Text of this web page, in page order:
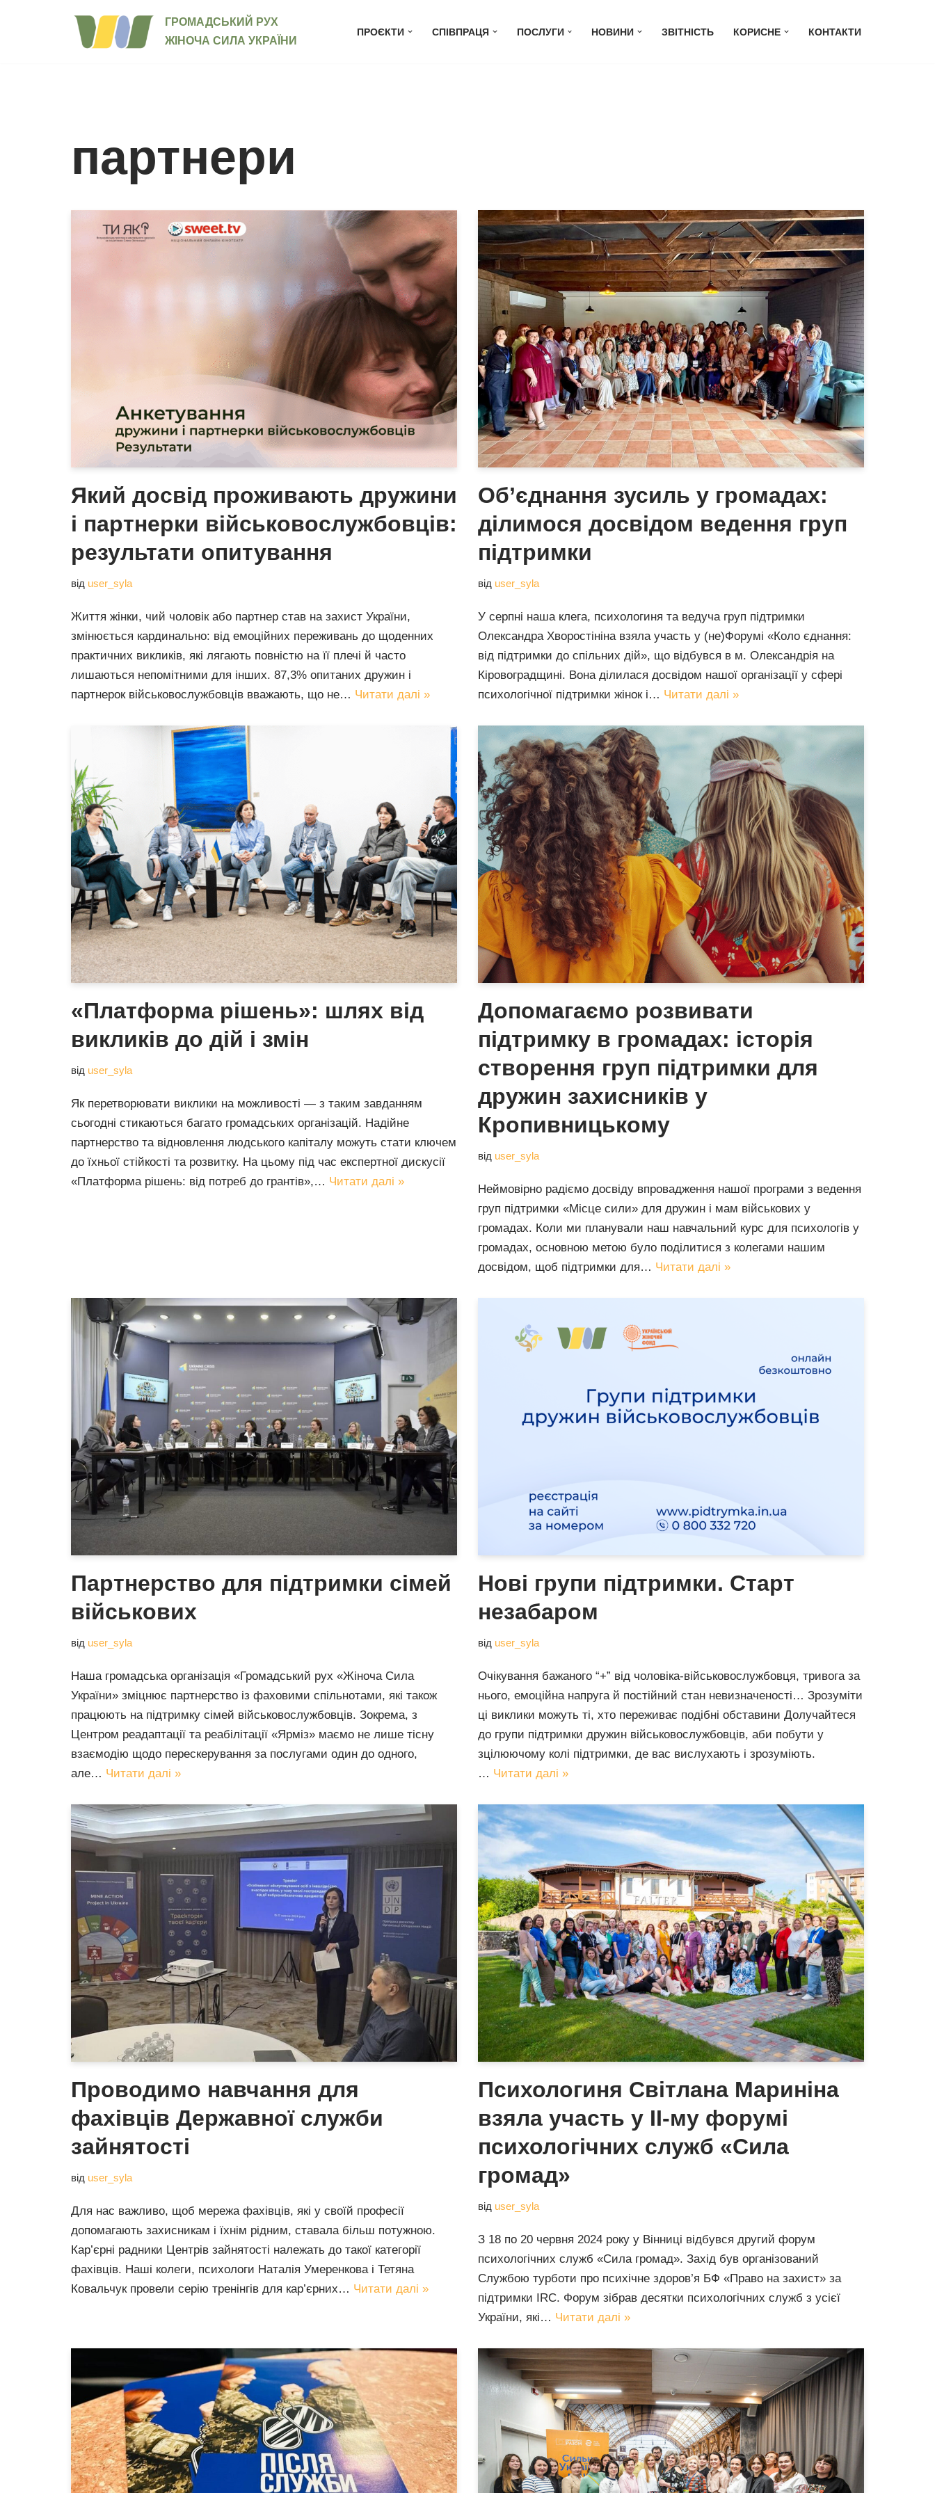
ГРОМАДСЬКИЙ РУХ
ЖІНОЧА СИЛА УКРАЇНИ
ПРОЄКТИ СПІВПРАЦЯ ПОСЛУГИ НОВИНИ ЗВІТНІСТЬ КОРИСНЕ КОНТАКТИ
партнери
Який досвід проживають дружини
і партнерки військовослужбовців:
результати опитування
від user_syla
Життя жінки, чий чоловік або партнер став на захист України,
змінюється кардинально: від емоційних переживань до щоденних
практичних викликів, які лягають повністю на її плечі й часто
лишаються непомітними для інших. 87,3% опитаних дружин і
партнерок військовослужбовців вважають, що не… Читати далі »
Об’єднання зусиль у громадах:
ділимося досвідом ведення груп
підтримки
від user_syla
У серпні наша клега, психологиня та ведуча груп підтримки
Олександра Хворостініна взяла участь у (не)Форумі «Коло єднання:
від підтримки до спільних дій», що відбувся в м. Олександрія на
Кіровоградщині. Вона ділилася досвідом нашої організації у сфері
психологічної підтримки жінок і… Читати далі »
«Платформа рішень»: шлях від
викликів до дій і змін
від user_syla
Як перетворювати виклики на можливості — з таким завданням
сьогодні стикаються багато громадських організацій. Надійне
партнерство та відновлення людського капіталу можуть стати ключем
до їхньої стійкості та розвитку. На цьому під час експертної дискусії
«Платформа рішень: від потреб до грантів»,… Читати далі »
Допомагаємо розвивати
підтримку в громадах: історія
створення груп підтримки для
дружин захисників у
Кропивницькому
від user_syla
Неймовірно радіємо досвіду впровадження нашої програми з ведення
груп підтримки «Місце сили» для дружин і мам військових у
громадах. Коли ми планували наш навчальний курс для психологів у
громадах, основною метою було поділитися з колегами нашим
досвідом, щоб підтримки для… Читати далі »
Партнерство для підтримки сімей
військових
від user_syla
Наша громадська організація «Громадський рух «Жіноча Сила
України» зміцнює партнерство із фаховими спільнотами, які також
працюють на підтримку сімей військовослужбовців. Зокрема, з
Центром реадаптації та реабілітації «Ярміз» маємо не лише тісну
взаємодію щодо перескерування за послугами один до одного,
але… Читати далі »
Нові групи підтримки. Старт
незабаром
від user_syla
Очікування бажаного “+” від чоловіка-військовослужбовця, тривога за
нього, емоційна напруга й постійний стан невизначеності… Зрозуміти
ці виклики можуть ті, хто переживає подібні обставини Долучайтеся
до групи підтримки дружин військовослужбовців, аби побути у
зцілюючому колі підтримки, де вас вислухають і зрозуміють.
… Читати далі »
Проводимо навчання для
фахівців Державної служби
зайнятості
від user_syla
Для нас важливо, щоб мережа фахівців, які у своїй професії
допомагають захисникам і їхнім рідним, ставала більш потужною.
Кар’єрні радники Центрів зайнятості належать до такої категорії
фахівців. Наші колеги, психологи Наталія Умеренкова і Тетяна
Ковальчук провели серію тренінгів для кар’єрних… Читати далі »
Психологиня Світлана Мариніна
взяла участь у ІІ-му форумі
психологічних служб «Сила
громад»
від user_syla
З 18 по 20 червня 2024 року у Вінниці відбувся другий форум
психологічних служб «Сила громад». Захід був організований
Службою турботи про психічне здоров’я БФ «Право на захист» за
підтримки IRC. Форум зібрав десятки психологічних служб з усієї
України, які… Читати далі »